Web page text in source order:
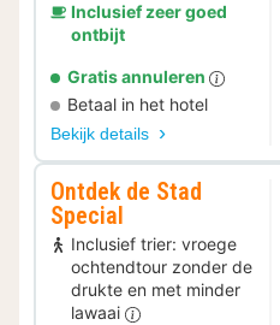
Inclusief zeer goed
ontbijt
Gratis annuleren
Betaal in het hotel
Bekijk details
Ontdek de Stad
Special
Inclusief trier: vroege
ochtendtour zonder de
drukte en met minder
lawaai